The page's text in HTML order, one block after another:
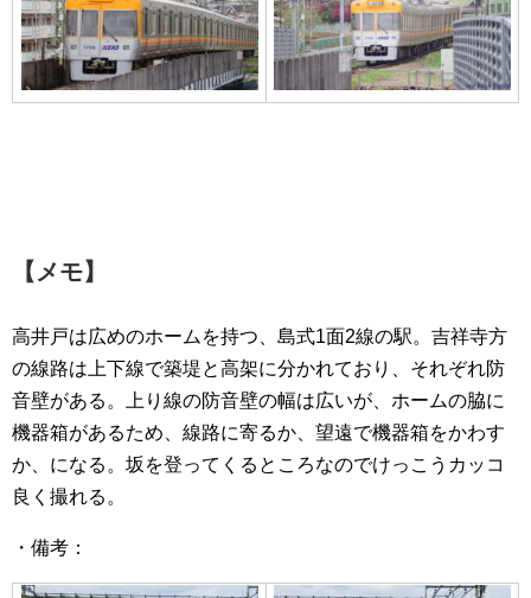
【メモ】
高井戸は広めのホームを持つ、島式1面2線の駅。吉祥寺方
の線路は上下線で築堤と高架に分かれており、それぞれ防
音壁がある。上り線の防音壁の幅は広いが、ホームの脇に
機器箱があるため、線路に寄るか、望遠で機器箱をかわす
か、になる。坂を登ってくるところなのでけっこうカッコ
良く撮れる。
・備考：